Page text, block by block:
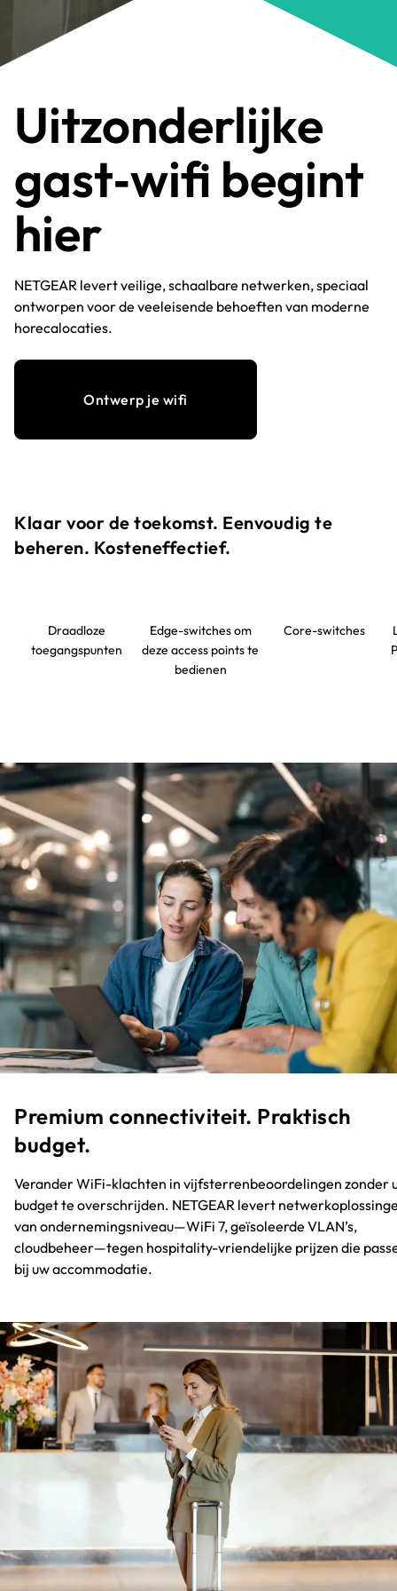
Uitzonderlijke
gast‑wifi begint
hier
NETGEAR levert veilige, schaalbare netwerken, speciaal
ontworpen voor de veeleisende behoeften van moderne
horecalocaties.​
Ontwerp je wifi
Klaar voor de toekomst. Eenvoudig te
beheren. Kosteneffectief.​
Draadloze
toegangspunten
Edge-switches om
deze access points te
bedienen
Core-switches
Premium connectiviteit. Praktisch
budget.
Verander WiFi-klachten in vijfsterrenbeoordelingen zonder
budget te overschrijden. NETGEAR levert
van ondernemingsniveau—WiFi 7, geïsoleerde VLAN’s,
cloudbeheer—tegen hospitality-vriendelijke prijzen die
bij uw accommodatie.​